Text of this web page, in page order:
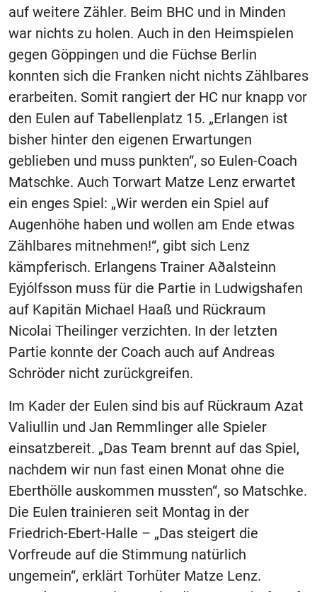
auf weitere Zähler. Beim BHC und in Minden
war nichts zu holen. Auch in den Heimspielen
gegen Göppingen und die Füchse Berlin
konnten sich die Franken nicht nichts Zählbares
erarbeiten. Somit rangiert der HC nur knapp vor
den Eulen auf Tabellenplatz 15. „Erlangen ist
bisher hinter den eigenen Erwartungen
geblieben und muss punkten“, so Eulen-Coach
Matschke. Auch Torwart Matze Lenz erwartet
ein enges Spiel: „Wir werden ein Spiel auf
Augenhöhe haben und wollen am Ende etwas
Zählbares mitnehmen!“, gibt sich Lenz
kämpferisch. Erlangens Trainer Aðalsteinn
Eyjólfsson muss für die Partie in Ludwigshafen
auf Kapitän Michael Haaß und Rückraum
Nicolai Theilinger verzichten. In der letzten
Partie konnte der Coach auch auf Andreas
Schröder nicht zurückgreifen.
Im Kader der Eulen sind bis auf Rückraum Azat
Valiullin und Jan Remmlinger alle Spieler
einsatzbereit. „Das Team brennt auf das Spiel,
nachdem wir nun fast einen Monat ohne die
Eberthölle auskommen mussten“, so Matschke.
Die Eulen trainieren seit Montag in der
Friedrich-Ebert-Halle – „Das steigert die
Vorfreude auf die Stimmung natürlich
ungemein“, erklärt Torhüter Matze Lenz.